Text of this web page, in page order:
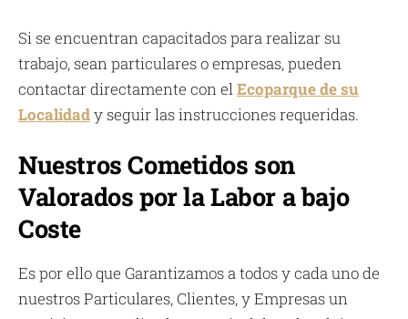
Si se encuentran capacitados para realizar su
trabajo, sean particulares o empresas, pueden
contactar directamente con elEcoparque de su
Localidady seguir las instrucciones requeridas.
Nuestros Cometidos son
Valorados por la Labor a bajo
Coste
Es por ello que Garantizamos a todos y cada uno de
nuestros Particulares, Clientes, y Empresas un